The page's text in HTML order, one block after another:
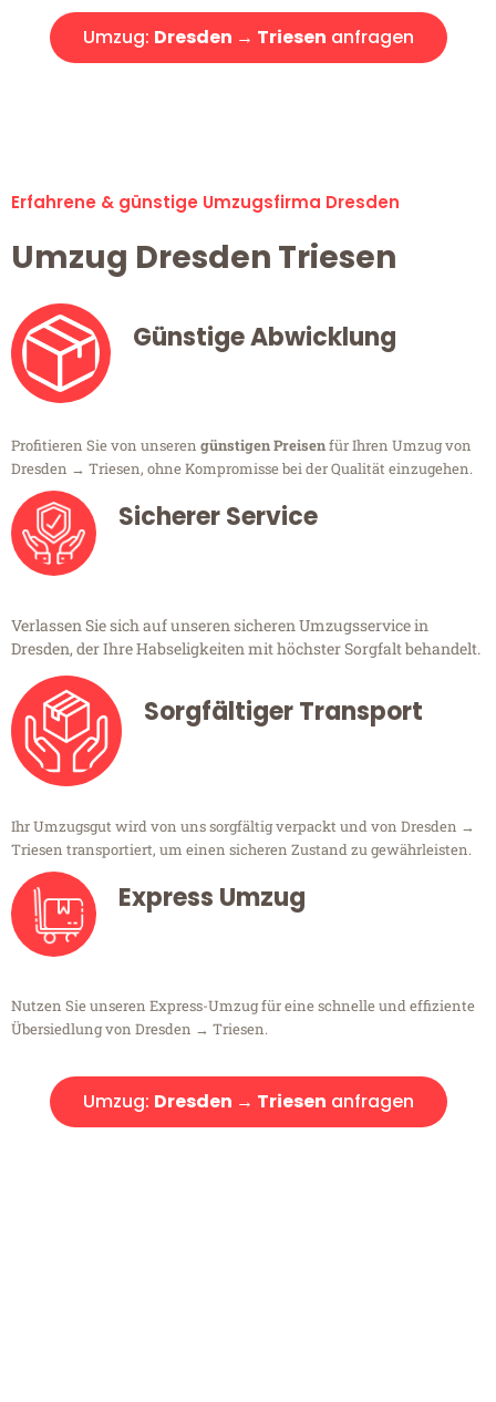
Umzug: Dresden → Triesen anfragen
Erfahrene & günstige Umzugsfirma Dresden
Umzug Dresden Triesen
Günstige Abwicklung
Profitieren Sie von unseren günstigen Preisenfür Ihren Umzug von
Dresden → Triesen, ohne Kompromisse bei der Qualität einzugehen.
Sicherer Service
Verlassen Sie sich auf unseren sicheren Umzugsservice in
Dresden, der Ihre Habseligkeiten mit höchster Sorgfalt behandelt.
Sorgfältiger Transport
Ihr Umzugsgut wird von uns sorgfältig verpackt und von Dresden →
Triesen transportiert, um einen sicheren Zustand zu gewährleisten.
Express Umzug
Nutzen Sie unseren Express-Umzug für eine schnelle und effiziente
Übersiedlung von Dresden → Triesen.
Umzug: Dresden → Triesen anfragen